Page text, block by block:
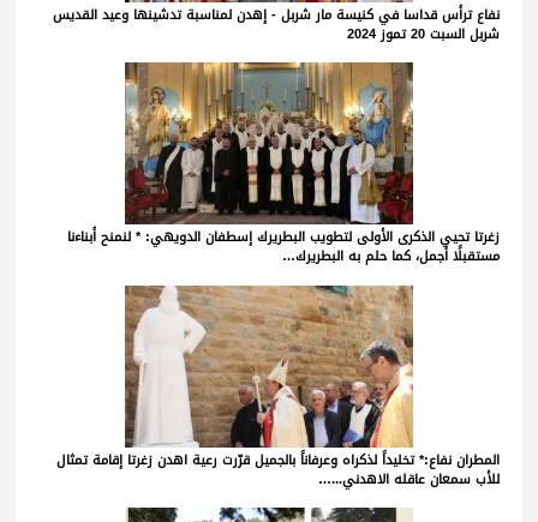
نفاع ترأس قداسا في كنيسة مار شربل - إهدن لمناسبة تدشينها وعيد القديس
شربل السبت 20 تموز 2024
زغرتا تحيي الذكرى الأولى لتطويب البطريرك إسطفان الدويهي: * لنمنح أبناءنا
مستقبلًا أجمل، كما حلم به البطريرك…
المطران نفاع:* تخليداً لذكراه وعرفاناً بالجميل قرّرت رعية اهدن زغرتا إقامة تمثال
للأب سمعان عاقله الاهدني...…